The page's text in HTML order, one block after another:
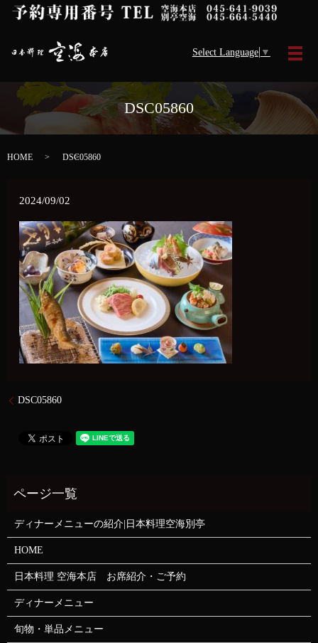
Select Language ▼
メ
DSC05860
HOME DSC05860
2024/09/02
DSC05860
ディナーメニューの紹介|日本料理空海別亭
HOME
日本料理 空海本店 お席紹介・ご予約
ディナーメニュー
旬物・単品メニュー